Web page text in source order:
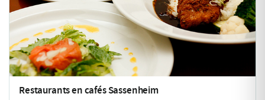
Restaurants en cafésSassenheim